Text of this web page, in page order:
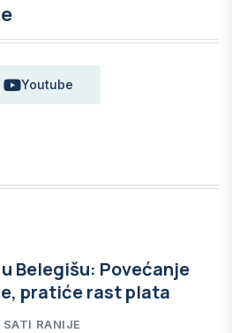
Youtube
Belegišu: Povećanje
pratiće rast plata
SATI RANIJE